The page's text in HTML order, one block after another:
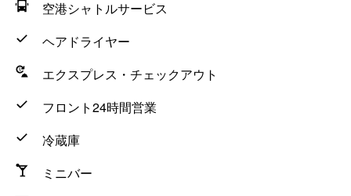
空港シャトルサービス
ヘアドライヤー
エクスプレス・チェックアウト
フロント24時間営業
冷蔵庫
ミニバー